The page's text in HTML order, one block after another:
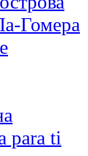
Гомера
para ti